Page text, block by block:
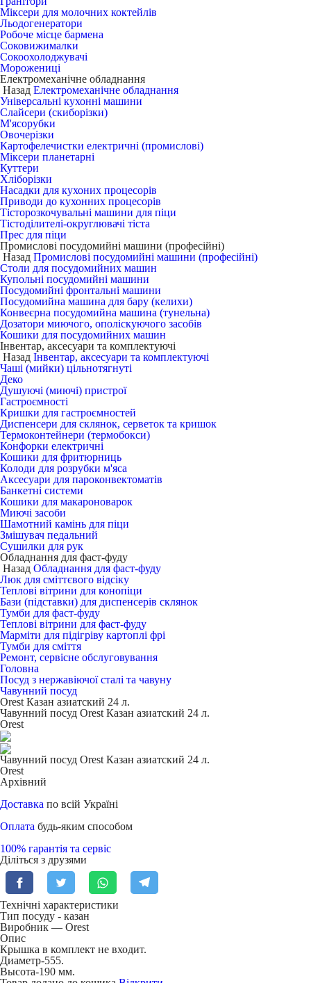
Міксери для молочних коктейлів
Льодогенератори
Робоче місце бармена
Соковижималки
Сокоохолоджувачі
Морожениці
Електромеханічне обладнання
Назад Електромеханічне обладнання
Універсальні кухонні машини
Слайсери (скиборізки)
М'ясорубки
Овочерізки
Картофелечистки електричні (промислові)
Міксери планетарні
Куттери
Хліборізки
Насадки для кухоних процесорів
Приводи до кухонних процесорів
Тісторозкочувальні машини для піци
Тістоділителі-округлювачі тіста
Прес для піци
Промислові посудомийні машини (професійні)
Назад Промислові посудомийні машини (професійні)
Столи для посудомийних машин
Купольні посудомийні машини
Посудомийні фронтальні машини
Посудомийна машина для бару (келихи)
Конвеєрна посудомийна машина (тунельна)
Дозатори миючого, ополіскуючого засобів
Кошики для посудомийних машин
Інвентар, аксесуари та комплектуючі
Назад Інвентар, аксесуари та комплектуючі
Чаші (мийки) цільнотягнуті
Деко
Душуючі (миючі) пристрої
Гастроємності
Кришки для гастроємностей
Диспенсери для склянок, серветок та кришок
Термоконтейнери (термобокси)
Конфорки електричні
Кошики для фритюрниць
Колоди для розрубки м'яса
Аксесуари для пароконвектоматів
Банкетні системи
Кошики для макароноварок
Миючі засоби
Шамотний камінь для піци
Змішувач педальний
Сушилки для рук
Обладнання для фаст-фуду
Назад Обладнання для фаст-фуду
Люк для сміттєвого відсіку
Теплові вітрини для конопіци
Бази (підставки) для диспенсерів склянок
Тумби для фаст-фуду
Теплові вітрини для фаст-фуду
Марміти для підігріву картоплі фрі
Тумби для сміття
Ремонт, сервісне обслуговування
Головна
Посуд з нержавіючої сталі та чавуну
Чавунний посуд
Orest Казан азиатский 24 л.
Чавунний посуд Orest Казан азиатский 24 л.
Orest
Чавунний посуд Orest Казан азиатский 24 л.
Orest
Архівний
Доставка по всій Україні
Оплата будь-яким способом
100% гарантія та сервіс
Діліться з друзями
Технічні характеристики
Тип посуду - казан
Виробник — Orest
Опис
Крышка в комплект не входит.
Диаметр-555.
Высота-190 мм.